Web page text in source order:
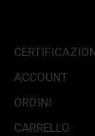
ACCOUNT
ORDINI
CARRELLO